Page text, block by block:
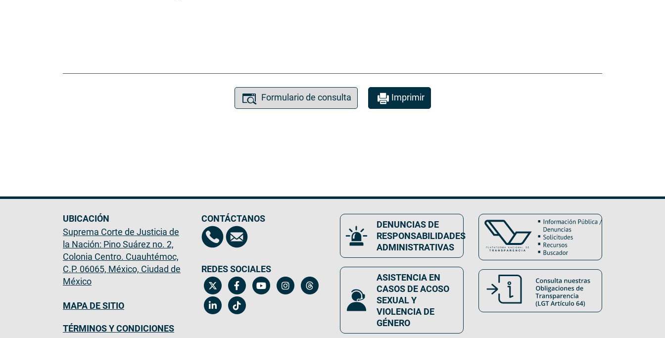
Formulario de consulta Imprimir
UBICACIÓN
Suprema Corte de Justicia de
la Nación: Pino Suárez no. 2,
Colonia Centro. Cuauhtémoc,
C.P. 06065, México, Ciudad de
México
MAPA DE SITIO
TÉRMINOS Y CONDICIONES
CONTÁCTANOS
REDES SOCIALES
DENUNCIAS DE
RESPONSABILIDADES
ADMINISTRATIVAS
ASISTENCIA EN
CASOS DE ACOSO
SEXUAL Y
VIOLENCIA DE
GÉNERO